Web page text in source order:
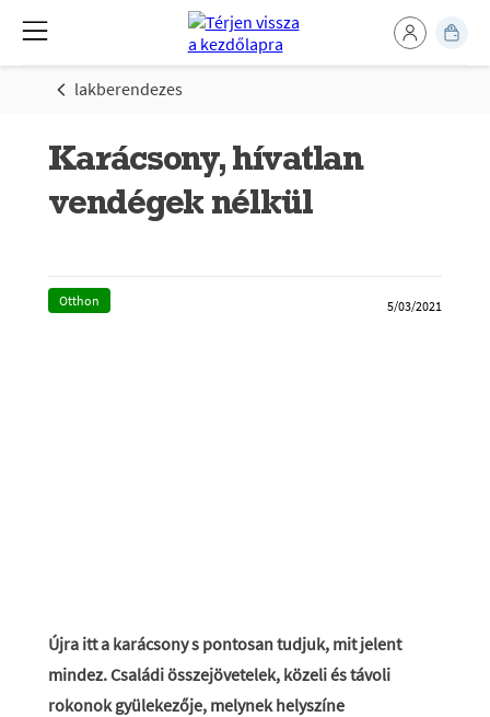
lakberendezes
Karácsony, hívatlan
vendégek nélkül
Otthon 5/03/2021
Újra itt a karácsony s pontosan tudjuk, mit jelent
mindez. Családi összejövetelek, közeli és távoli
rokonok gyülekezője, melynek helyszíne